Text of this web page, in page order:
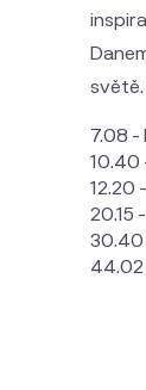
7.08 -
10.40
12.20
20.15
30.40
44.02